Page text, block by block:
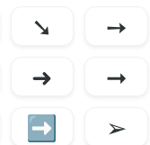
➘ ➙
➜ ➞
➡ ➢